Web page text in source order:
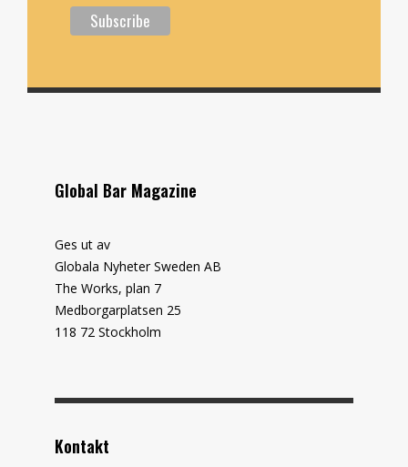
Global Bar Magazine
Ges ut av
Globala Nyheter Sweden AB
The Works, plan 7
Medborgarplatsen 25
118 72 Stockholm
Kontakt